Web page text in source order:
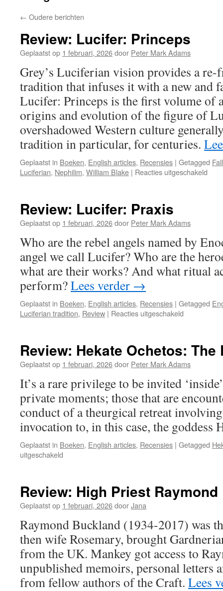
← Oudere berichten
Review: Lucifer: Princeps
Geplaatst op 1 februari, 2026door Peter Mark Adams
Grey’s Luciferian vision provides a
tradition that infuses it with a new and
Lucifer: Princeps is the first volume of
origins and evolution of the figure of
overshadowed Western culture
tradition in particular, for centuries.
Geplaatst in Boeken, English articles, Recensies | Getagged
Luciferian, Nephilim, William Blake | Reacties uitgeschakeld
Review: Lucifer: Praxis
Geplaatst op 1 februari, 2026door Peter Mark Adams
Who are the rebel angels named by
angel we call Lucifer? Who are the
what are their works? And what ritual
perform?Lees verder →
Geplaatst in Boeken, English articles, Recensies | Getagged
Luciferian tradition, Review | Reacties uitgeschakeld
Review: Hekate Ochetos: The
Geplaatst op 1 februari, 2026door Peter Mark Adams
It’s a rare privilege to be invited
private moments; those that are
conduct of a theurgical retreat
invocation to, in this case, the goddess
Geplaatst in Boeken, English articles, Recensies | Getagged
uitgeschakeld
The
Passage
Review: High Priest
Geplaatst op 1 februari, 2026doorJana
Raymond Buckland (1934-2017) was
then wife Rosemary, brought
from the UK. Mankey got access to
unpublished memoirs, personal letters
from fellow authors of the Craft. Lees